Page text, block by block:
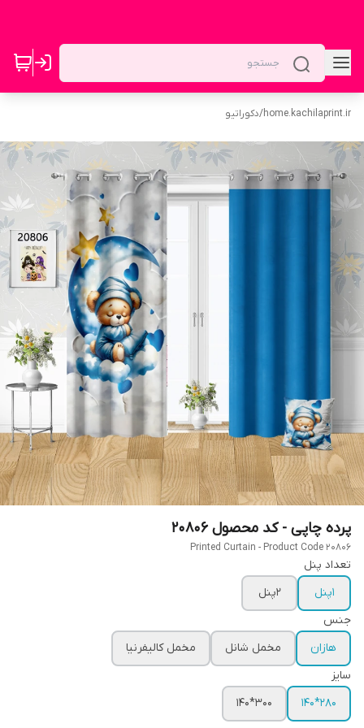
home.kachilaprint.ir
/دکوراتیو
پرده چاپی - کد محصول 20806
Printed Curtain - Product Code 20806
تعداد پنل
1پنل
2پنل
جنس
هازان
مخمل شانل
مخمل کالیفرنیا
سایز
280*140
300*140